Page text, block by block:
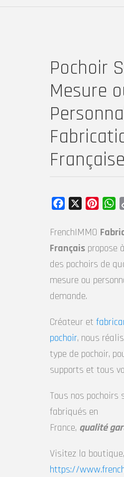
Pochoir
Mesure
Française
Facebook
FrenchIMMO
Français propose
des pochoirs de
mesure ou
demande.
Créateur et
pochoir, nous
type de pochoir,
supports et tous
Tous nos pochoirs
fabriqués en
France, qualité
Visitez la
https://